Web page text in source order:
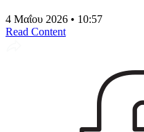
4 Μαΐου 2026 • 10:57
Read Content